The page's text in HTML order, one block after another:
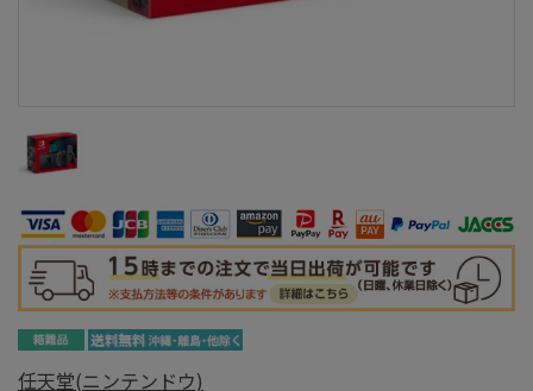
任天堂(ニンテンドウ)